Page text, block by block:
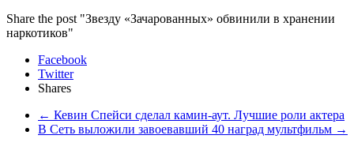
Share the post "Звезду «Зачарованных» обвинили в хранении
наркотиков"
Facebook
Twitter
Shares
← Кевин Спейси сделал камин-аут. Лучшие роли актера
В Сеть выложили завоевавший 40 наград мультфильм →